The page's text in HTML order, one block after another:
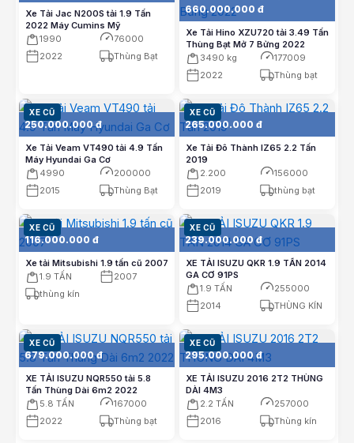
Xe Tải Jac N200S tải 1.9 Tấn
2022 Máy Cumins Mỹ
1990
76000
2022
Thùng Bạt
660.000.000 đ
Xe Tải Hino XZU720 tải 3.49 Tấn
Thùng Bạt Mở 7 Bửng 2022
3490 kg
177009
2022
Thùng bạt
XE CŨ
250.000.000 đ
Xe Tải Veam VT490 tải 4.9 Tấn
Máy Hyundai Ga Cơ
4990
200000
2015
Thùng Bạt
XE CŨ
265.000.000 đ
Xe Tải Đô Thành IZ65 2.2 Tấn
2019
2.200
156000
2019
thùng bạt
XE CŨ
116.000.000 đ
Xe tải Mitsubishi 1.9 tấn cũ 2007
1.9 TẤN
2007
thùng kín
XE CŨ
239.000.000 đ
XE TẢI ISUZU QKR 1.9 TẤN 2014
GA CƠ 91PS
1.9 TẤN
255000
2014
THÙNG KÍN
XE CŨ
679.000.000 đ
XE TẢI ISUZU NQR550 tải 5.8
Tấn Thùng Dài 6m2 2022
5.8 TẤN
167000
2022
Thùng bạt
XE CŨ
295.000.000 đ
XE TẢI ISUZU 2016 2T2 THÙNG
DÀI 4M3
2.2 TẤN
257000
2016
Thùng kín